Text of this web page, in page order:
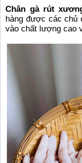
Chân gà rút
hàng được các chủ
vào chất lượng cao